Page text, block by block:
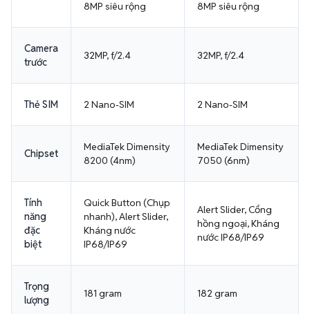
8MP siêu rộng
8MP siêu rộng
Camera
trước
32MP, f/2.4 32MP, f/2.4
Thẻ SIM 2 Nano-SIM 2 Nano-SIM
Chipset
MediaTek Dimensity
8200 (4nm)
MediaTek Dimensity
7050 (6nm)
Tính
năng
đặc
biệt
Quick Button (Chụp
nhanh), Alert Slider,
Kháng nước
IP68/IP69
Alert Slider, Cổng
hồng ngoại, Kháng
nước IP68/IP69
Trọng
lượng
181 gram 182 gram